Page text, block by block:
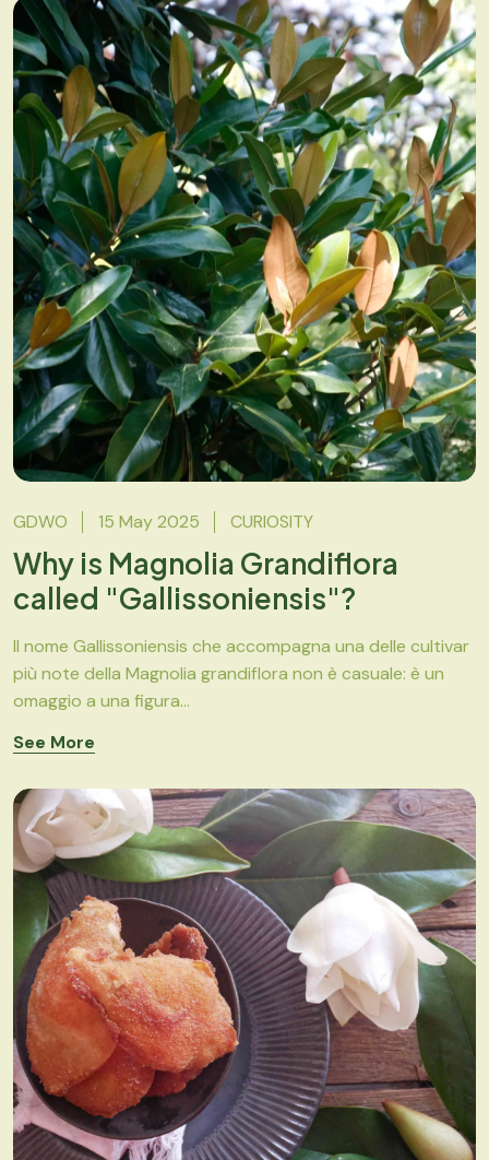
GDWO 15 May 2025 CURIOSITY
Why is Magnolia Grandiflora
called "Gallissoniensis"?
Il nome Gallissoniensis che accompagna una delle cultivar
più note della Magnolia grandiflora non è casuale: è un
omaggio a una figura...
See More